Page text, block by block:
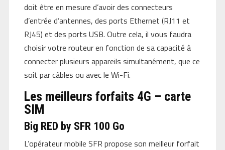
doit être en mesure d’avoir des connecteurs
d’entrée d’antennes, des ports Ethernet (RJ11 et
RJ45) et des ports USB. Outre cela, il vous faudra
choisir votre routeur en fonction de sa capacité à
connecter plusieurs appareils simultanément, que ce
soit par câbles ou avec le Wi-Fi.
Les meilleurs forfaits 4G – carte
SIM
Big RED by SFR 100 Go
L’opérateur mobile SFR propose son meilleur forfait